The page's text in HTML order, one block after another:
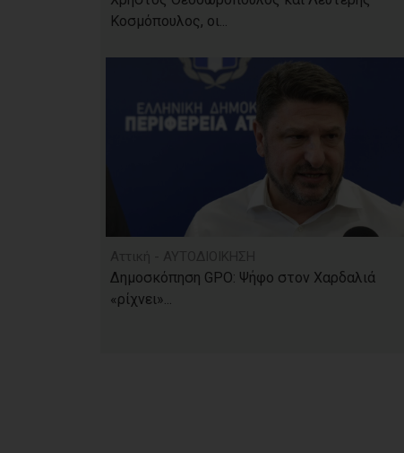
Κοσμόπουλος, οι...
Δημοσκόπηση GPO: Ψήφο στον Χαρδαλιά
«ρίχνει»...